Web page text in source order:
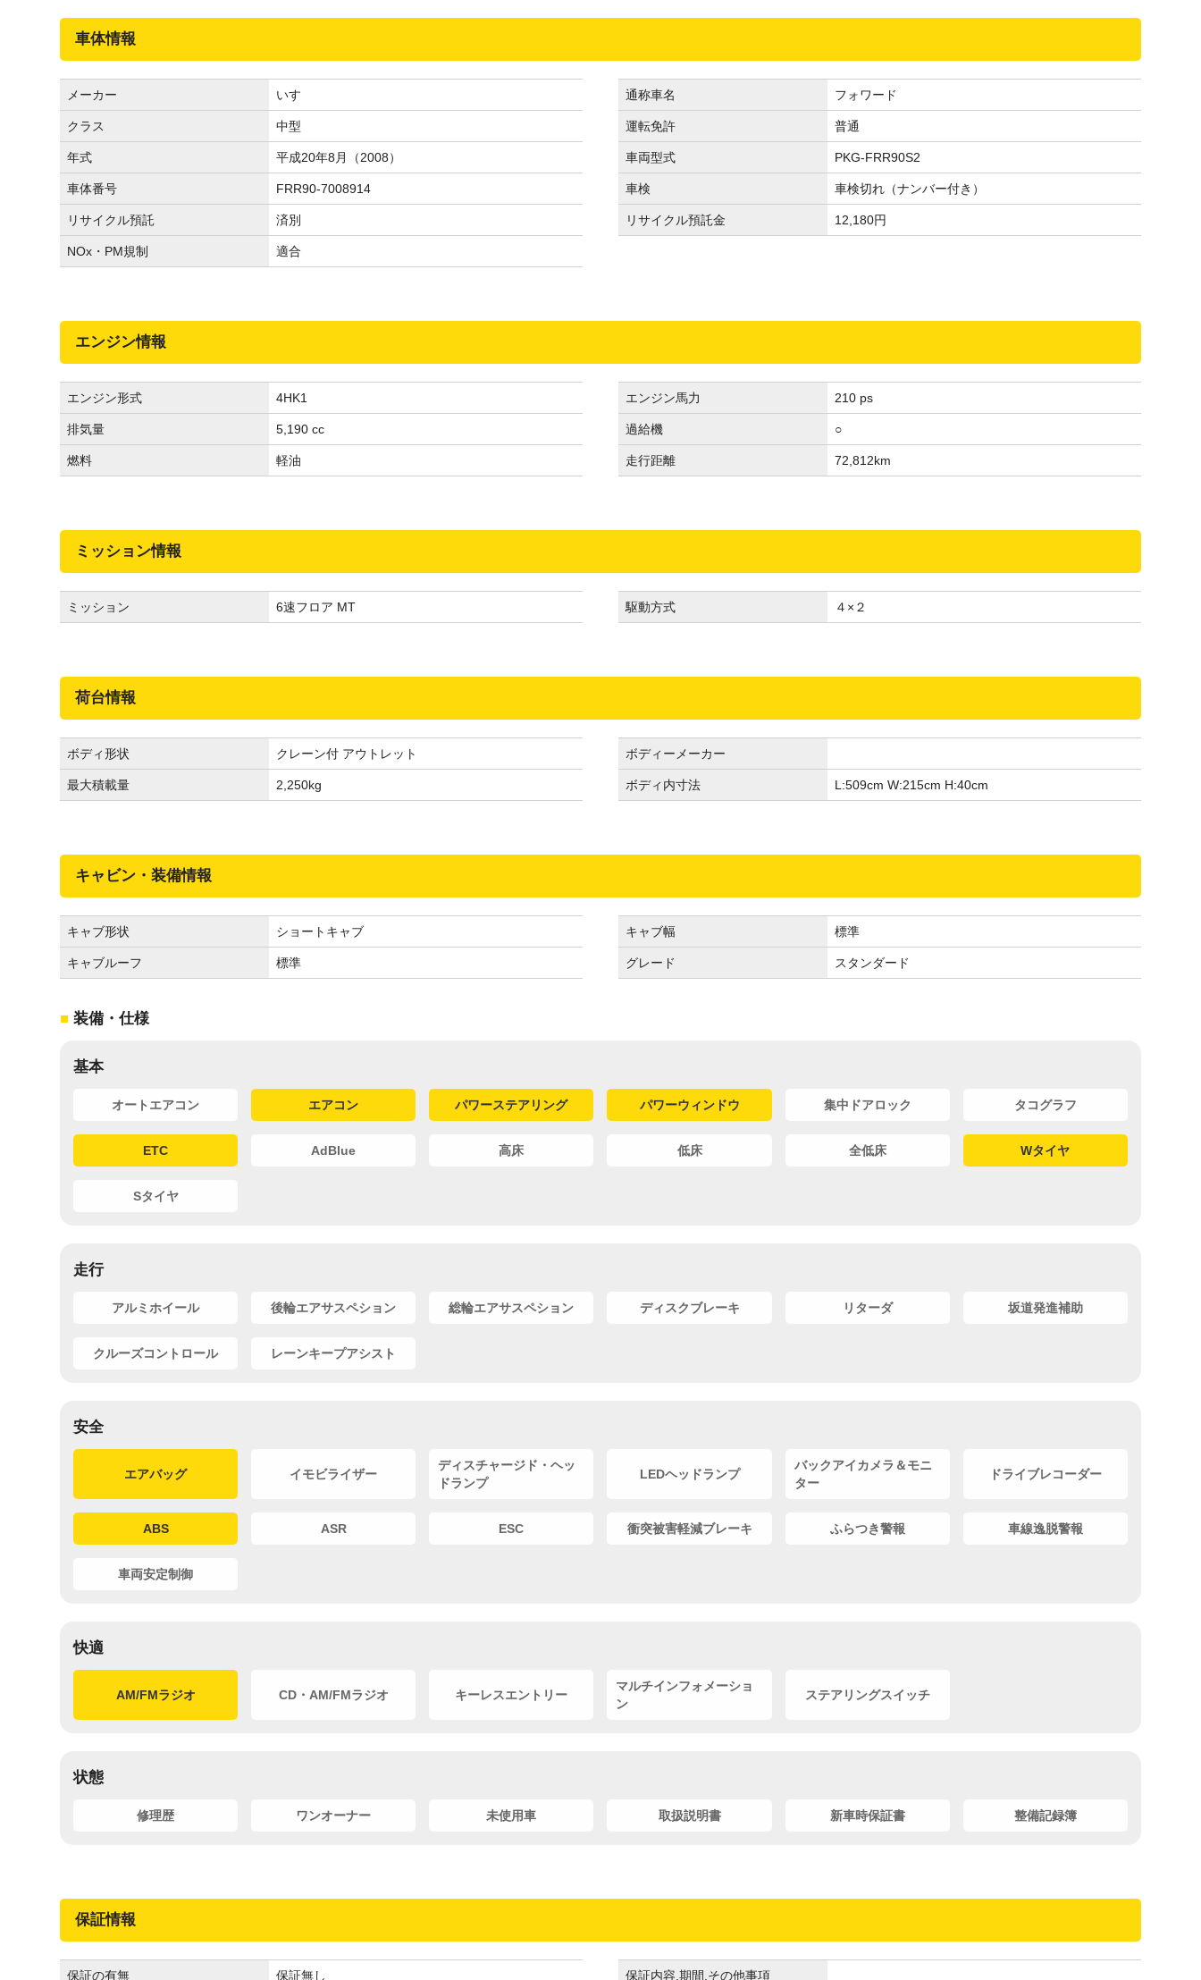
車体情報
メーカー いすゞ 通称車名 フォワード
クラス 中型 運転免許 普通
年式 平成20年8月（2008） 車両型式 PKG-FRR90S2
車体番号 FRR90-7008914 車検 車検切れ（ナンバー付き）
リサイクル預託 済別 リサイクル預託金 12,180円
NOx・PM規制 適合
エンジン情報
エンジン形式 4HK1 エンジン馬力 210 ps
排気量 5,190 cc 過給機 ○
燃料 軽油 走行距離 72,812km
ミッション情報
ミッション 6速フロア MT 駆動方式 ４×２
荷台情報
ボディ形状 クレーン付 アウトレット ボディーメーカー
最大積載量 2,250kg ボディ内寸法 L:509cm W:215cm H:40cm
キャビン・装備情報
キャブ形状 ショートキャブ キャブ幅 標準
キャブルーフ 標準 グレード スタンダード
装備・仕様
基本
オートエアコン エアコン パワーステアリング パワーウィンドウ 集中ドアロック タコグラフ
ETC AdBlue 高床 低床 全低床 Wタイヤ
Sタイヤ
走行
アルミホイール 後輪エアサスペション 総輪エアサスペション ディスクブレーキ リターダ 坂道発進補助
クルーズコントロール レーンキープアシスト
安全
エアバッグ イモビライザー
ディスチャージド・ヘッ
ドランプ
LEDヘッドランプ
バックアイカメラ＆モニ
ター
ドライブレコーダー
ABS ASR ESC 衝突被害軽減ブレーキ ふらつき警報 車線逸脱警報
車両安定制御
快適
AM/FMラジオ CD・AM/FMラジオ キーレスエントリー
マルチインフォメーショ
ン
ステアリングスイッチ
状態
修理歴 ワンオーナー 未使用車 取扱説明書 新車時保証書 整備記録簿
保証情報
保証の有無 保証無し 保証内容,期間,その他事項